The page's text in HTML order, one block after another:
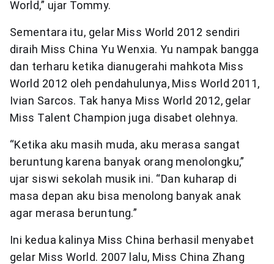
World,” ujar Tommy.
Sementara itu, gelar Miss World 2012 sendiri
diraih Miss China Yu Wenxia. Yu nampak bangga
dan terharu ketika dianugerahi mahkota Miss
World 2012 oleh pendahulunya, Miss World 2011,
Ivian Sarcos. Tak hanya Miss World 2012, gelar
Miss Talent Champion juga disabet olehnya.
“Ketika aku masih muda, aku merasa sangat
beruntung karena banyak orang menolongku,”
ujar siswi sekolah musik ini. “Dan kuharap di
masa depan aku bisa menolong banyak anak
agar merasa beruntung.”
Ini kedua kalinya Miss China berhasil menyabet
gelar Miss World. 2007 lalu, Miss China Zhang